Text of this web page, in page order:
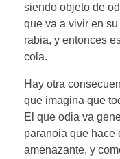
siendo objeto de
que va a vivir en
rabia, y entonces
cola.
Hay otra
que imagina que
El que odia va
paranoia que hace
amenazante, y